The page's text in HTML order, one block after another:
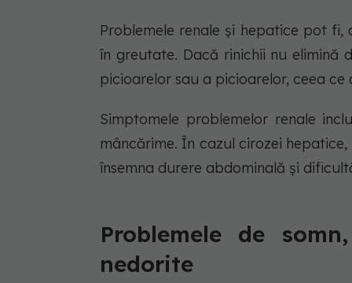
Problemele renale și hepatice pot
în greutate. Dacă rinichii nu elimină
picioarelor sau a picioarelor, ceea
Simptomele problemelor renale
mâncărime. În cazul cirozei
însemna durere abdominală și
Problemele de
nedorite